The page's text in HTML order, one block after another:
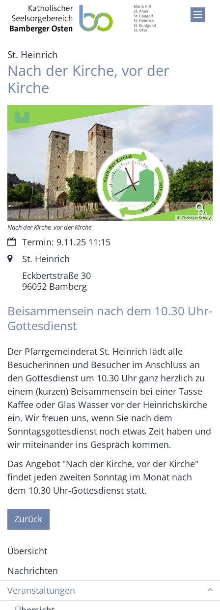
Zum Inhalt springen
St. Heinrich
Nach der Kirche, vor der
Kirche
© Christian Schley
Nach der Kirche, vor der Kirche
Datum:Termin: 9.11.25 11:15
Ort: St. Heinrich
Eckbertstraße 30
96052 Bamberg
Beisammensein nach dem 10.30 Uhr-
Gottesdienst
Der Pfarrgemeinderat St. Heinrich lädt alle
Besucherinnen und Besucher im Anschluss an
den Gottesdienst um 10.30 Uhr ganz herzlich zu
einem (kurzen) Beisammensein bei einer Tasse
Kaffee oder Glas Wasser vor der Heinrichskirche
ein. Wir freuen uns, wenn Sie nach dem
Sonntagsgottesdienst noch etwas Zeit haben und
wir miteinander ins Gespräch kommen.
Das Angebot "Nach der Kirche, vor der Kirche"
findet jeden zweiten Sonntag im Monat nach
dem 10.30 Uhr-Gottesdienst statt.
Zurück
Übersicht
Nachrichten
Veranstaltungen